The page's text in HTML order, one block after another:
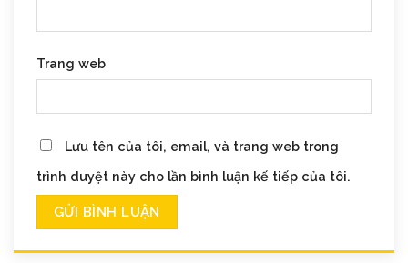
Trang web
Lưu tên của tôi, email, và trang web trong
trình duyệt này cho lần bình luận kế tiếp của tôi.